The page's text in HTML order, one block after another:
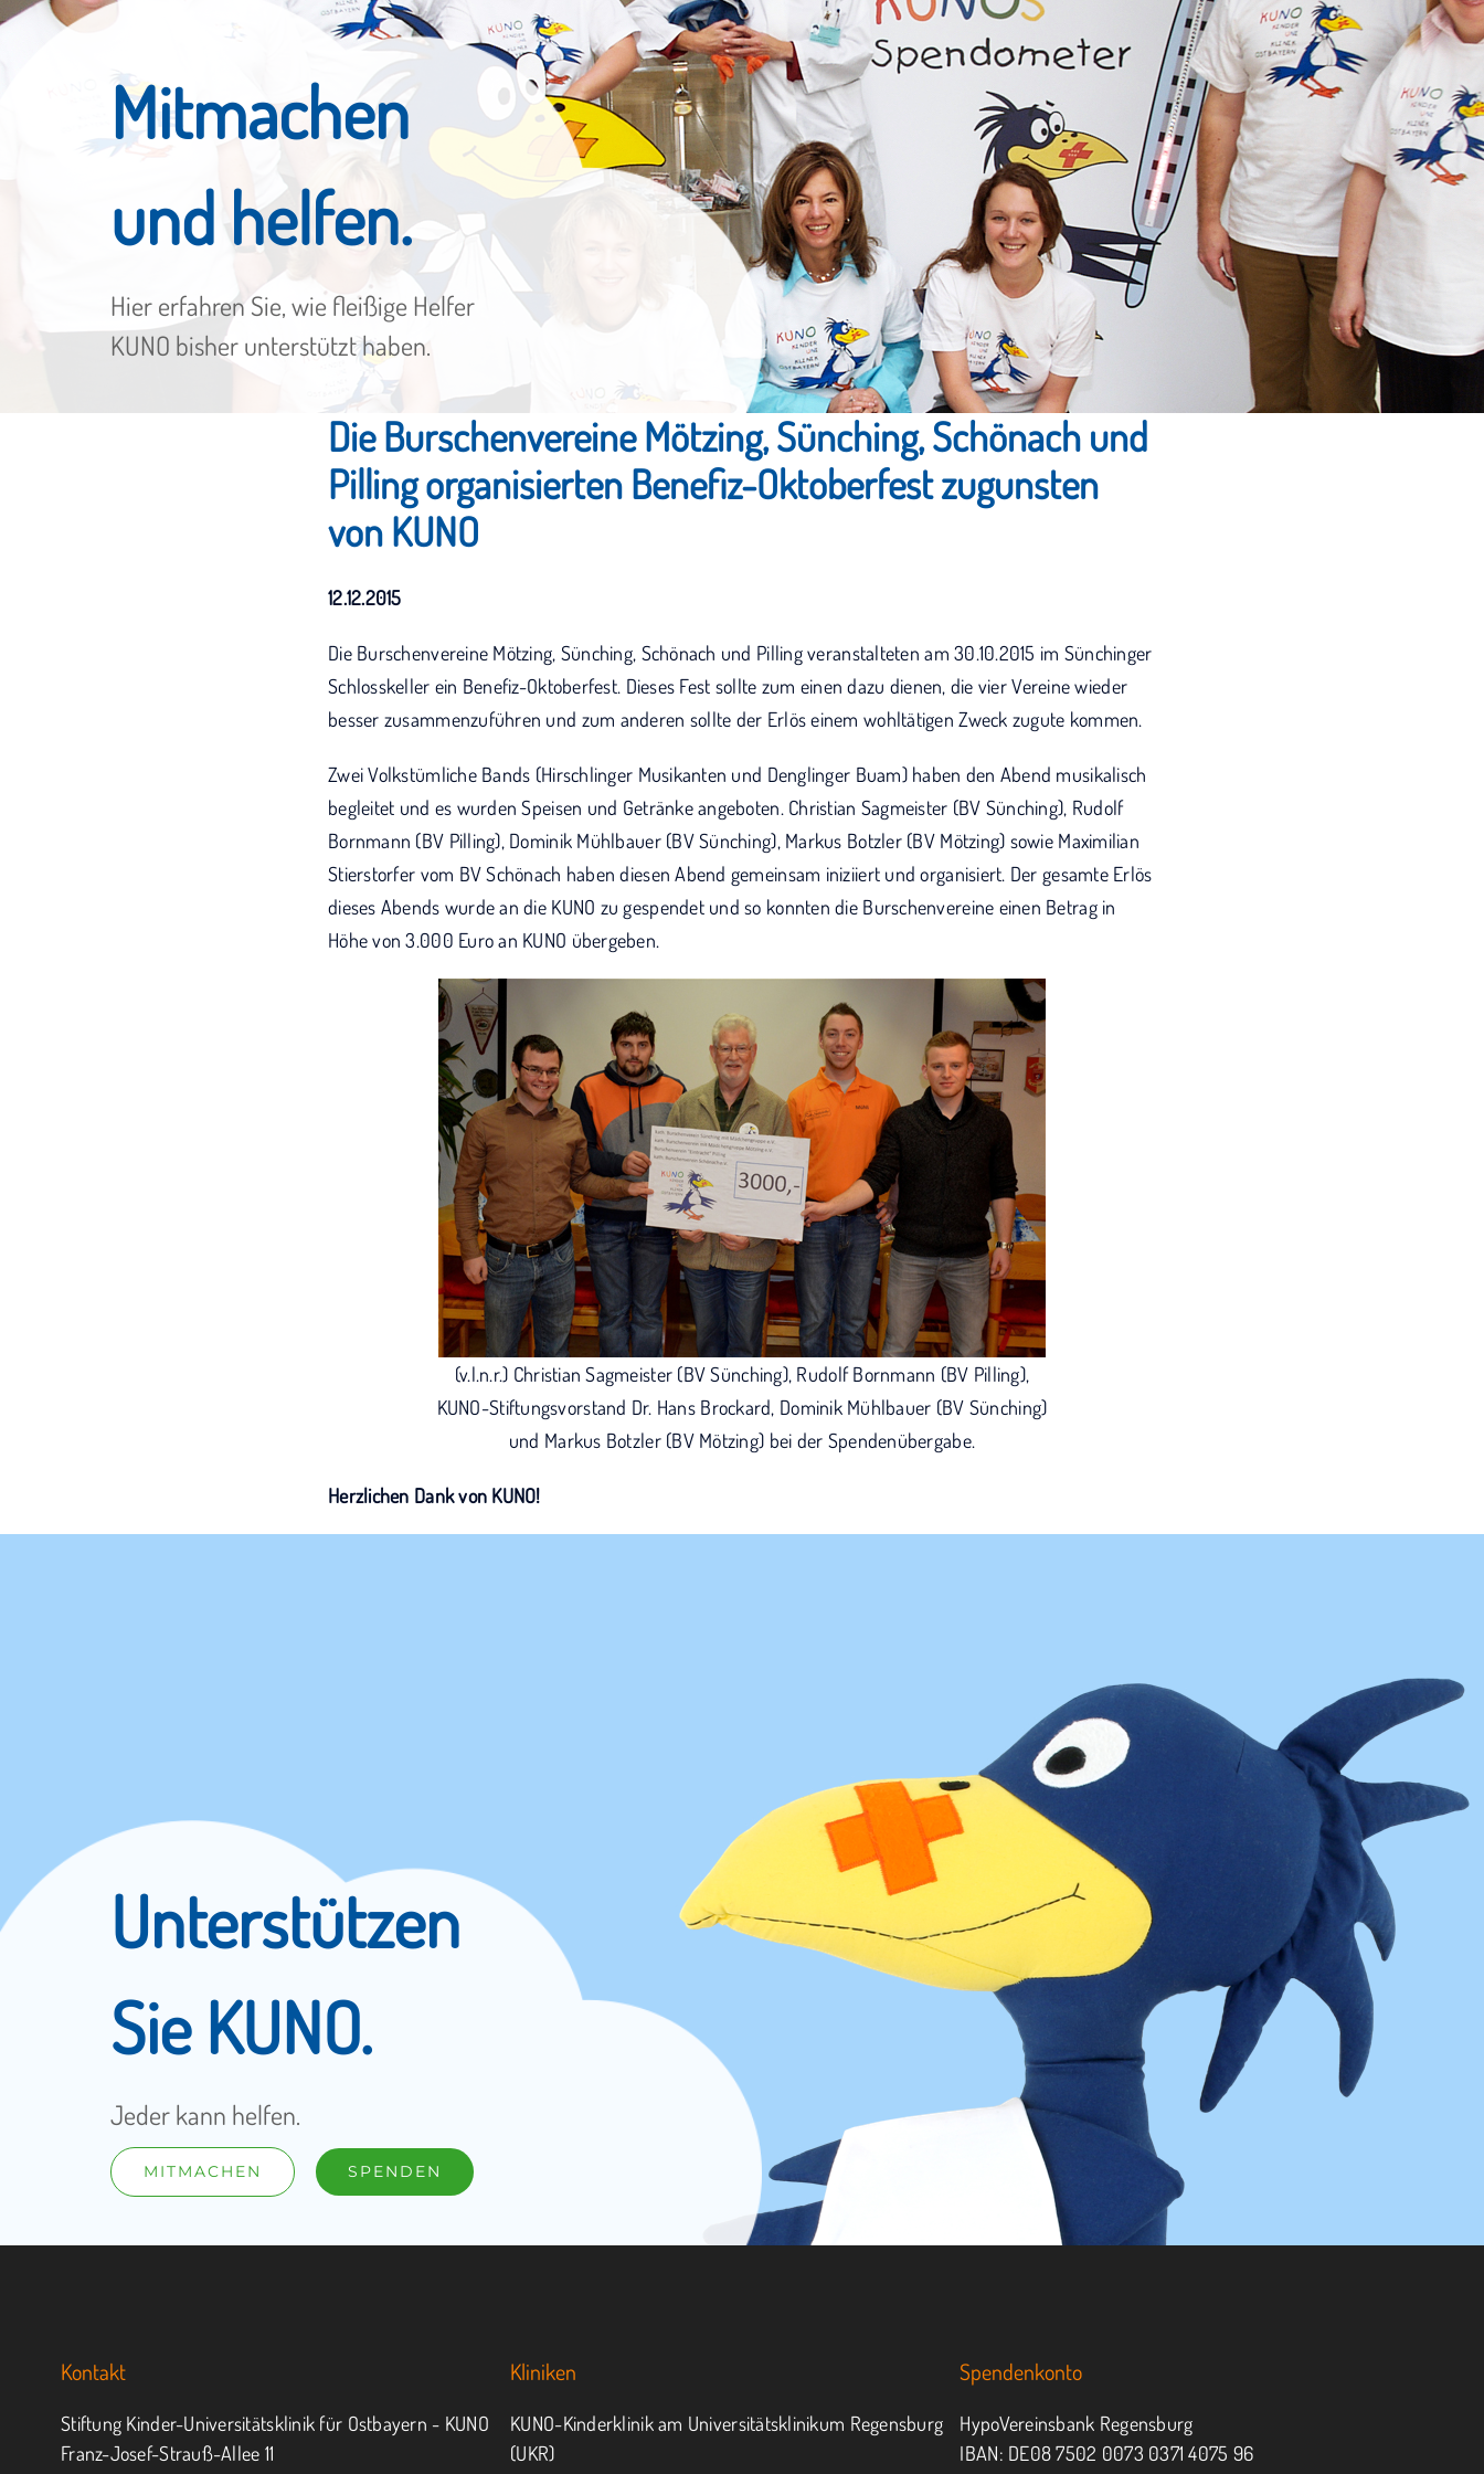
Mitmachen
und helfen.
Hier erfahren Sie, wie fleißige Helfer
KUNO bisher unterstützt haben.
Die Burschenvereine Mötzing, Sünching, Schönach und
Pilling organisierten Benefiz-Oktoberfest zugunsten
von KUNO
12.12.2015
Die Burschenvereine Mötzing, Sünching, Schönach und Pilling veranstalteten am 30.10.2015 im Sünchinger
Schlosskeller ein Benefiz-Oktoberfest. Dieses Fest sollte zum einen dazu dienen, die vier Vereine wieder
besser zusammenzuführen und zum anderen sollte der Erlös einem wohltätigen Zweck zugute kommen.
Zwei Volkstümliche Bands (Hirschlinger Musikanten und Denglinger Buam) haben den Abend musikalisch
begleitet und es wurden Speisen und Getränke angeboten. Christian Sagmeister (BV Sünching), Rudolf
Bornmann (BV Pilling), Dominik Mühlbauer (BV Sünching), Markus Botzler (BV Mötzing) sowie Maximilian
Stierstorfer vom BV Schönach haben diesen Abend gemeinsam iniziiert und organisiert. Der gesamte Erlös
dieses Abends wurde an die KUNO zu gespendet und so konnten die Burschenvereine einen Betrag in
Höhe von 3.000 Euro an KUNO übergeben.
(v.l.n.r.) Christian Sagmeister (BV Sünching), Rudolf Bornmann (BV Pilling),
KUNO-Stiftungsvorstand Dr. Hans Brockard, Dominik Mühlbauer (BV Sünching)
und Markus Botzler (BV Mötzing) bei der Spendenübergabe.
Herzlichen Dank von KUNO!
Unterstützen
Sie KUNO.
Jeder kann helfen.
MITMACHEN SPENDEN
Kontakt
Stiftung Kinder-Universitätsklinik für Ostbayern - KUNO
Franz-Josef-Strauß-Allee 11
Kliniken
KUNO-Kinderklinik am Universitätsklinikum Regensburg
(UKR)
Spendenkonto
HypoVereinsbank Regensburg
IBAN: DE08 7502 0073 0371 4075 96